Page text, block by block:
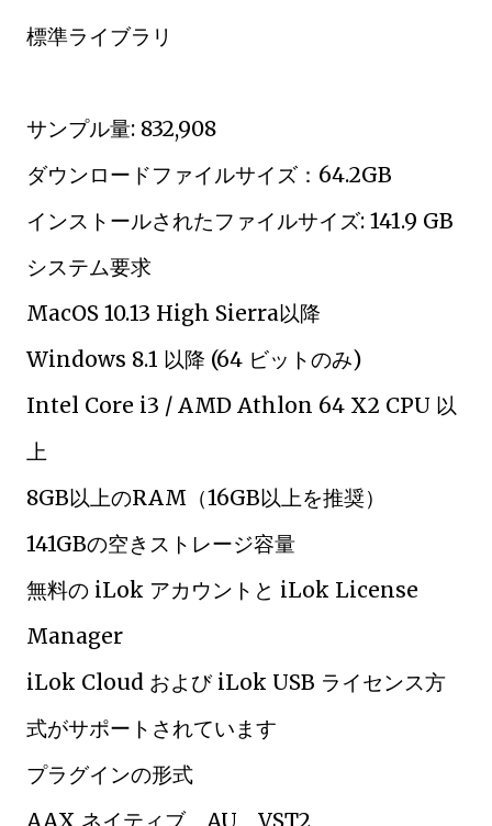
標準ライブラリ
サンプル量: 832,908
ダウンロードファイルサイズ：64.2GB
インストールされたファイルサイズ: 141.9 GB
システム要求
MacOS 10.13 High Sierra以降
Windows 8.1 以降 (64 ビットのみ)
Intel Core i3 / AMD Athlon 64 X2 CPU 以
上
8GB以上のRAM（16GB以上を推奨）
141GBの空きストレージ容量
無料の iLok アカウントと iLok License
Manager
iLok Cloud および iLok USB ライセンス方
式がサポートされています
プラグインの形式